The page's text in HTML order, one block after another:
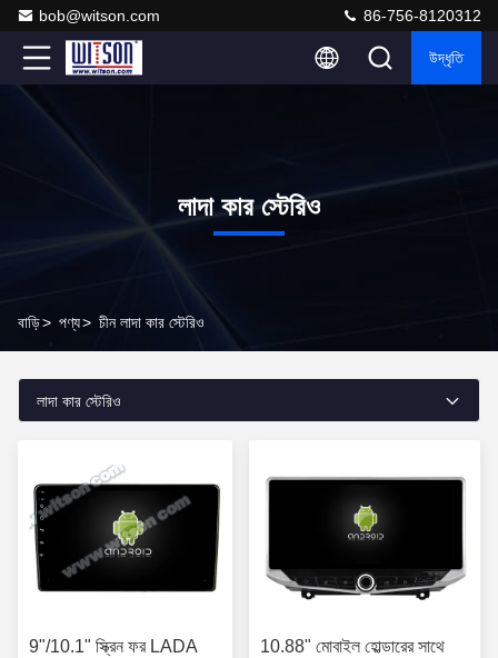
bob@witson.com 86-756-8120312
উদ্ধৃতি
লাদা কার স্টেরিও
বাড়ি> পণ্য> চীন লাদা কার স্টেরিও
লাদা কার স্টেরিও
9"/10.1" স্ক্রিন ফর LADA
10.88" মোবাইল হোল্ডারের সাথে